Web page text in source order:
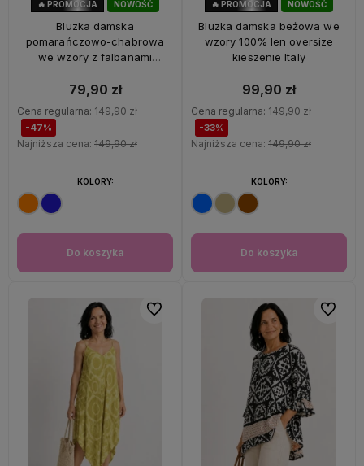
NOWOŚĆ
🔥 PROMOCJA
Bluzka damska
pomarańczowo-chabrowa
we wzory z falbanami
79,90 zł
Cena regularna: 149,90 zł
-47%
Najniższa cena: 149,90 zł
Do koszyka
KOLORY:
NOWOŚĆ
OKAZJA
🔥 PROMOCJA
Bluzka damska beżowa we
wzory 100% len oversize
kieszenie Italy
99,90 zł
Cena regularna: 149,90 zł
-33%
Najniższa cena: 149,90 zł
Do koszyka
KOLORY:
Do ulubionych Do